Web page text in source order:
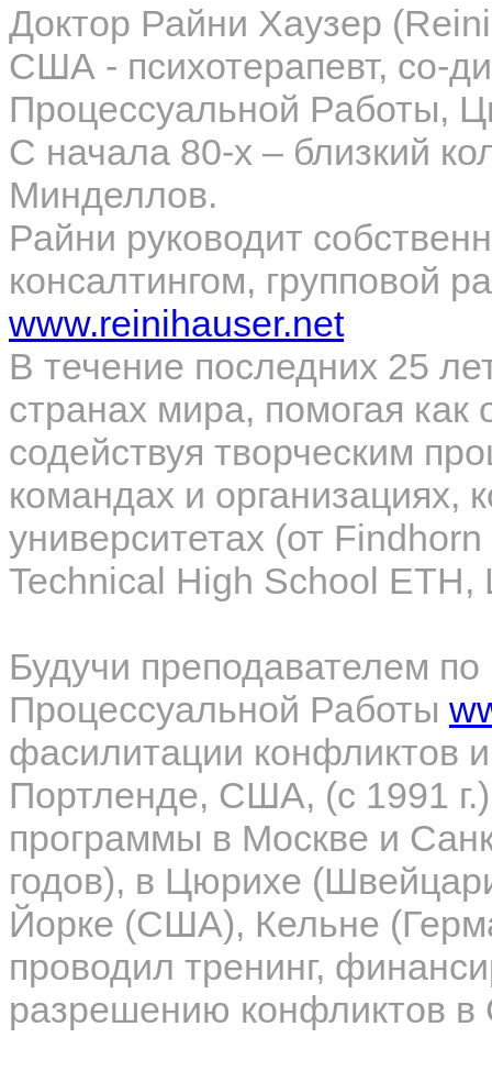
Доктор Райни Хаузер
США - психотерапевт, со-
Процессуальной Работы,
С начала 80-х – близкий
Минделлов.
Райни руководит
консалтингом, групповой
www.reinihauser.net
В течение последних 25
странах мира, помогая
содействуя творческим
командах и организациях,
университетах (от Findhorn
Technical High School ETH,
Будучи преподавателем
Процессуальной Работы
фасилитации конфликтов
Портленде, США, (с 1991
программы в Москве и
годов), в Цюрихе
Йорке (США), Кельне
проводил тренинг,
разрешению конфликтов